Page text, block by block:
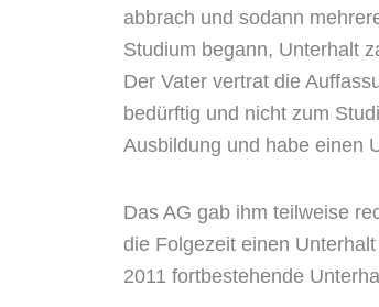
abbrach und sodann
Studium begann, Unterhalt
Der Vater vertrat die
bedürftig und nicht zum
Ausbildung und habe einen
Das AG gab ihm teilweise
die Folgezeit einen
2011 fortbestehende